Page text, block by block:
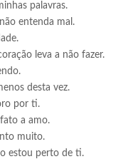
palavras.
entenda mal.
leva a não fazer.
desta vez.
por ti.
a amo.
muito.
estou perto de ti.